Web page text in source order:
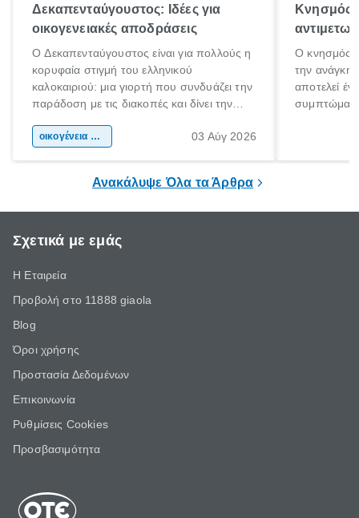
Δεκαπενταύγουστος: Ιδέες για
οικογενειακές αποδράσεις
Ο Δεκαπενταύγουστος είναι για πολλούς η
κορυφαία στιγμή του ελληνικού
καλοκαιριού: μια γιορτή που συνδυάζει την
παράδοση με τις διακοπές και δίνει την
χώρας. Είτε πρόκειται για λίγες μέρες
οικογένεια & παιδί 03 Αύγ 2026
Κνησμός:
Ο κνησμός
την ανάγκη
αποτελεί
Ανακάλυψε Όλα τα Άρθρα
Σχετικά με εμάς
Η Εταιρεία
Προβολή στο 11888 giaola
Blog
Όροι χρήσης
Προστασία Δεδομένων
Επικοινωνία
Ρυθμίσεις Cookies
Προσβασιμότητα